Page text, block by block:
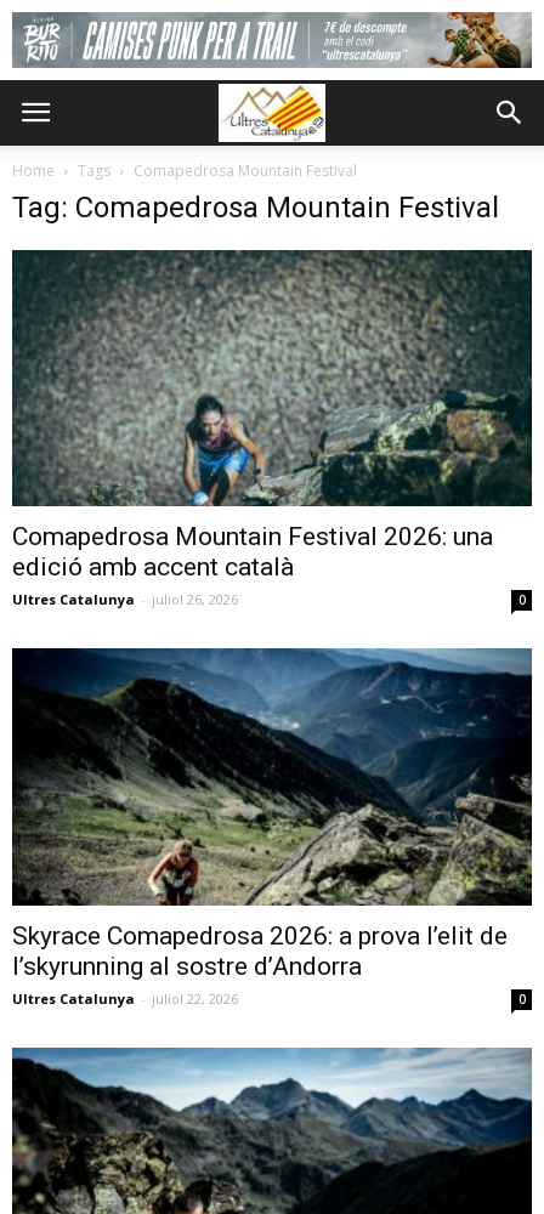
Home Tags Comapedrosa Mountain Festival
Tag: Comapedrosa Mountain Festival
Comapedrosa Mountain Festival 2026: una
edició amb accent català
Ultres Catalunya - juliol 26, 2026 0
Skyrace Comapedrosa 2026: a prova l’elit de
l’skyrunning al sostre d’Andorra
Ultres Catalunya - juliol 22, 2026 0